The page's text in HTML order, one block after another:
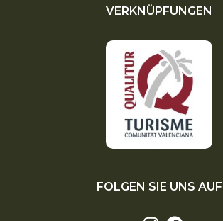
VERKNÜPFUNGEN
FOLGEN SIE UNS AUF